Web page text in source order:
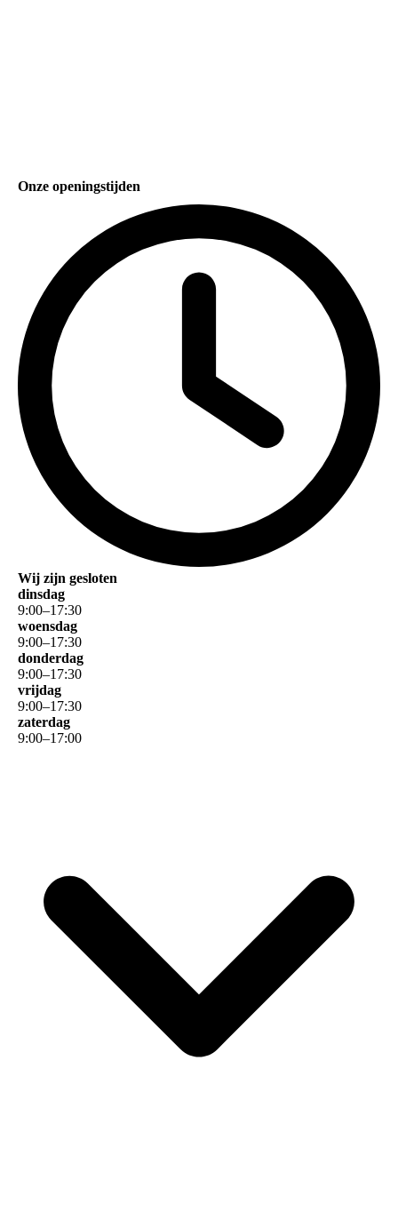
Onze openingstijden
Wij zijn gesloten
dinsdag
9:00–17:30
woensdag
9:00–17:30
donderdag
9:00–17:30
vrijdag
9:00–17:30
zaterdag
9:00–17:00